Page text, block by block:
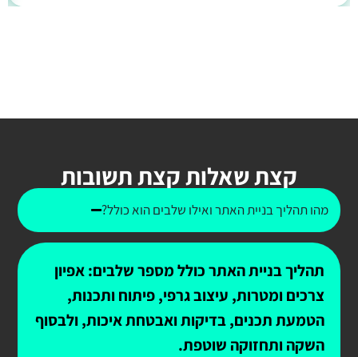
קצת שאלות קצת תשובות
מהו תהליך בניית האתר ואילו שלבים הוא כולל?
תהליך בניית האתר כולל מספר שלבים: אפיון
צרכים ומטרות, עיצוב גרפי, פיתוח ותכנות,
הטמעת תכנים, בדיקות ואבטחת איכות, ולבסוף
השקה ותחזוקה שוטפת.